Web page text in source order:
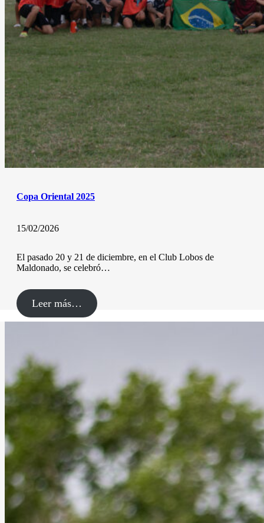
Copa Oriental 2025
15/02/2026
El pasado 20 y 21 de diciembre, en el Club Lobos de
Maldonado, se celebró…
Leer más…